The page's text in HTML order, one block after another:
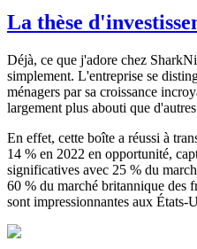
La thèse
Déjà, ce que j'adore chez
simplement. L'entreprise se
ménagers par sa croissance
largement plus abouti que
En effet, cette boîte a réussi à
14 % en 2022 en opportunité,
significatives avec 25 % du
60 % du marché britannique des
sont impressionnantes aux États-